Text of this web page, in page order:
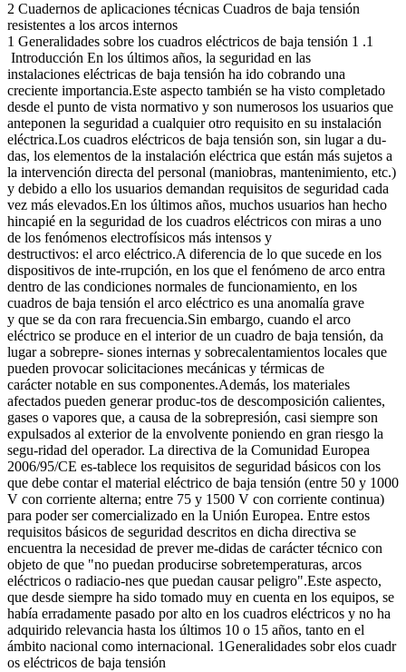
2 Cuadernos de aplicaciones técnicas Cuadros de baja tensión
resistentes a los arcos internos
1 Generalidades sobre los cuadros eléctricos de baja tensión 1 .1
Introducción En los últimos años, la seguridad en las
instalaciones eléctricas de baja tensión ha ido cobrando una
creciente importancia.Este aspecto también se ha visto completado
desde el punto de vista normativo y son numerosos los usuarios que
anteponen la seguridad a cualquier otro requisito en su instalación
eléctrica.Los cuadros eléctricos de baja tensión son, sin lugar a du-
das, los elementos de la instalación eléctrica que están más sujetos a
la intervención directa del personal (maniobras, mantenimiento, etc.)
y debido a ello los usuarios demandan requisitos de seguridad cada
vez más elevados.En los últimos años, muchos usuarios han hecho
hincapié en la seguridad de los cuadros eléctricos con miras a uno
de los fenómenos electrofísicos más intensos y
destructivos: el arco eléctrico.A diferencia de lo que sucede en los
dispositivos de inte-rrupción, en los que el fenómeno de arco entra
dentro de las condiciones normales de funcionamiento, en los
cuadros de baja tensión el arco eléctrico es una anomalía grave
y que se da con rara frecuencia.Sin embargo, cuando el arco
eléctrico se produce en el interior de un cuadro de baja tensión, da
lugar a sobrepre- siones internas y sobrecalentamientos locales que
pueden provocar solicitaciones mecánicas y térmicas de
carácter notable en sus componentes.Además, los materiales
afectados pueden generar produc-tos de descomposición calientes,
gases o vapores que, a causa de la sobrepresión, casi siempre son
expulsados al exterior de la envolvente poniendo en gran riesgo la
segu-ridad del operador. La directiva de la Comunidad Europea
2006/95/CE es-tablece los requisitos de seguridad básicos con los
que debe contar el material eléctrico de baja tensión (entre 50 y 1000
V con corriente alterna; entre 75 y 1500 V con corriente continua)
para poder ser comercializado en la Unión Europea. Entre estos
requisitos básicos de seguridad descritos en dicha directiva se
encuentra la necesidad de prever me-didas de carácter técnico con
objeto de que "no puedan producirse sobretemperaturas, arcos
eléctricos o radiacio-nes que puedan causar peligro".Este aspecto,
que desde siempre ha sido tomado muy en cuenta en los equipos, se
había erradamente pasado por alto en los cuadros eléctricos y no ha
adquirido relevancia hasta los últimos 10 o 15 años, tanto en el
ámbito nacional como internacional. 1Generalidades sobr elos cuadr
os eléctricos de baja tensión